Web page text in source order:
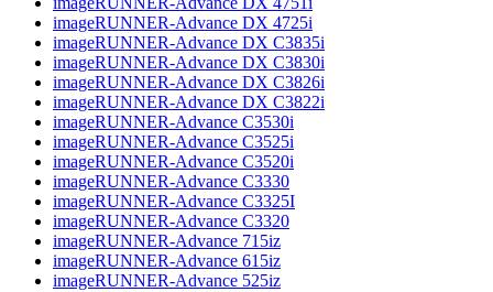
imageRUNNER-Advance DX 4725i
imageRUNNER-Advance DX C3835i
imageRUNNER-Advance DX C3830i
imageRUNNER-Advance DX C3826i
imageRUNNER-Advance DX C3822i
imageRUNNER-Advance C3530i
imageRUNNER-Advance C3525i
imageRUNNER-Advance C3520i
imageRUNNER-Advance C3330
imageRUNNER-Advance C3325I
imageRUNNER-Advance C3320
imageRUNNER-Advance 715iz
imageRUNNER-Advance 615iz
imageRUNNER-Advance 525iz